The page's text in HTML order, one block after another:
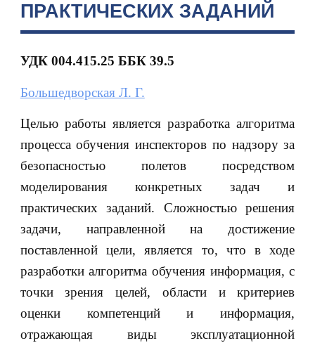
ПРАКТИЧЕСКИХ ЗАДАНИЙ
УДК 004.415.25 ББК 39.5
Большедворская Л. Г.
Целью работы является разработка алгоритма
процесса обучения инспекторов по надзору за
безопасностью полетов посредством
моделирования конкретных задач и
практических заданий. Сложностью решения
задачи, направленной на достижение
поставленной цели, является то, что в ходе
разработки алгоритма обучения информация, с
точки зрения целей, области и критериев
оценки компетенций и информация,
отражающая виды эксплуатационной